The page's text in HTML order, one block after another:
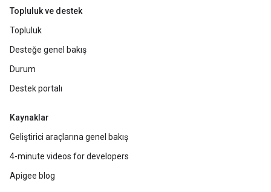
Topluluk ve destek
Topluluk
Desteğe genel bakış
Durum
Destek portalı
Kaynaklar
Geliştirici araçlarına genel bakış
4-minute videos for developers
Apigee blog